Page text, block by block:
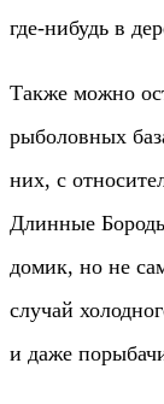
где-нибудь в
Также можно
рыболовных
них, с
Длинные
домик, но не
случай
и даже